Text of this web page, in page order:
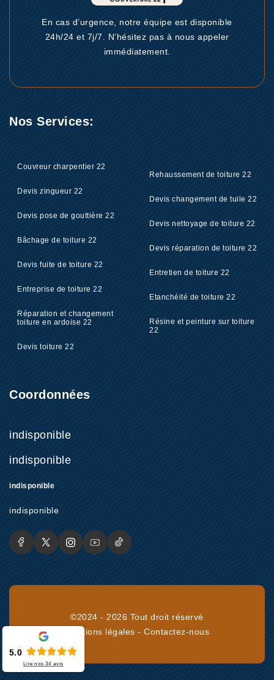
En cas d’urgence, notre équipe est disponible
24h/24 et 7j/7. N’hésitez pas à nous appeler
immédiatement.
Nos Services:
Couvreur charpentier 22
Devis zingueur 22
Devis pose de gouttière 22
Bâchage de toiture 22
Devis fuite de toiture 22
Entreprise de toiture 22
Réparation et changement
toiture en ardoise 22
Devis toiture 22
Rehaussement de toiture 22
Devis changement de tuile 22
Devis nettoyage de toiture 22
Devis réparation de toiture 22
Entretien de toiture 22
Etanchéité de toiture 22
Résine et peinture sur toiture
22
Coordonnées
indisponible
indisponible
indisponible
indisponible
©2024 - 2026 Tout droit réservé
Mentions légales -Contactez-nous
5.0
Lire nos34 avis